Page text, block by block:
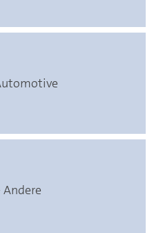
Andere